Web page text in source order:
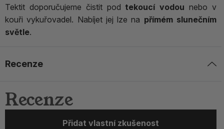
Tektit doporučujeme čistit pod tekoucí vodou nebo v
kouři vykuřovadel. Nabíjet jej lze na přímém slunečním
světle.
Recenze
Recenze
Přidat vlastní zkušenost